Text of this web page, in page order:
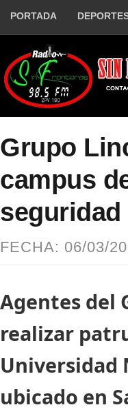
PORTADA
Grupo
campus
seguridad
FECHA: 06/03/
Agentes del
realizar
Universidad
ubicado en